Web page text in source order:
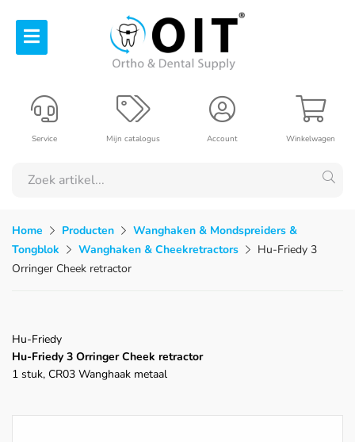
Winkelwagen
Account
Mijn catalogus
Service
Home Producten
Wanghaken & Mondspreiders &
Tongblok
Wanghaken & Cheekretractors
Hu-Friedy 3
Orringer Cheek retractor
Hu-Friedy
Hu-Friedy 3 Orringer Cheek retractor
1 stuk, CR03 Wanghaak metaal